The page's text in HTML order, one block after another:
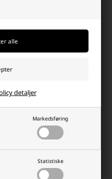
Markedsføring
Statistiske
detaljer
Vi sender pakken din i morgen